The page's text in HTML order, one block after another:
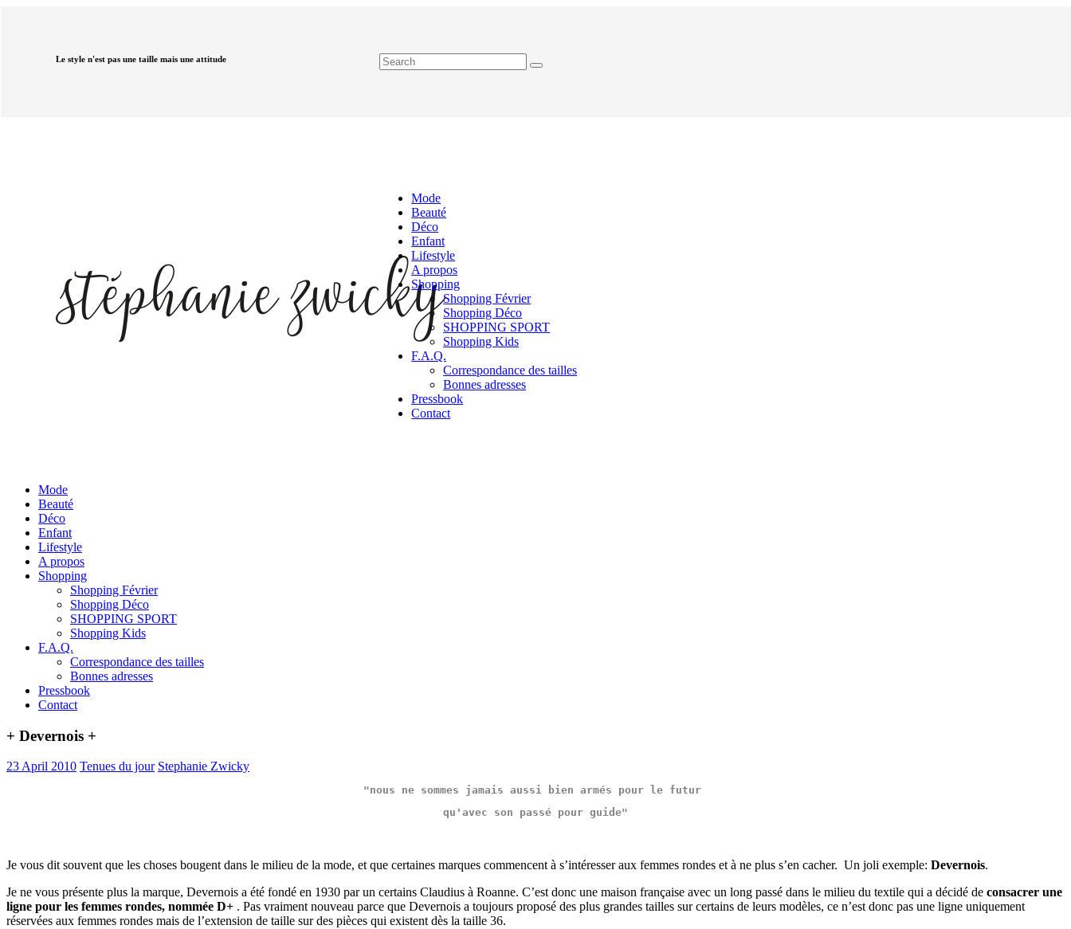
Le style n'est pas une taille mais une attitude
Mode
Beauté
Déco
Enfant
Lifestyle
A propos
Shopping
Shopping Février
Shopping Déco
SHOPPING SPORT
Shopping Kids
F.A.Q.
Correspondance des tailles
Bonnes adresses
Pressbook
Contact
Mode
Beauté
Déco
Enfant
Lifestyle
A propos
Shopping
Shopping Février
Shopping Déco
SHOPPING SPORT
Shopping Kids
F.A.Q.
Correspondance des tailles
Bonnes adresses
Pressbook
Contact
+ Devernois +
23 April 2010 Tenues du jour Stephanie Zwicky
"nous ne sommes jamais aussi bien armés pour le futur
qu'avec son passé pour guide"
Je vous dit souvent que les choses bougent dans le milieu de la mode, et que certaines marques commencent à s’intéresser aux femmes rondes et à ne plus s’en cacher. Un joli exemple: Devernois.
Je ne vous présente plus la marque, Devernois a été fondé en 1930 par un certains Claudius à Roanne. C’est donc une maison française avec un long passé dans le milieu du textile qui a décidé de consacrer une
ligne pour les femmes rondes, nommée D+ . Pas vraiment nouveau parce que Devernois a toujours proposé des plus grandes tailles sur certains de leurs modèles, ce n’est donc pas une ligne uniquement
réservées aux femmes rondes mais de l’extension de taille sur des pièces qui existent dès la taille 36.